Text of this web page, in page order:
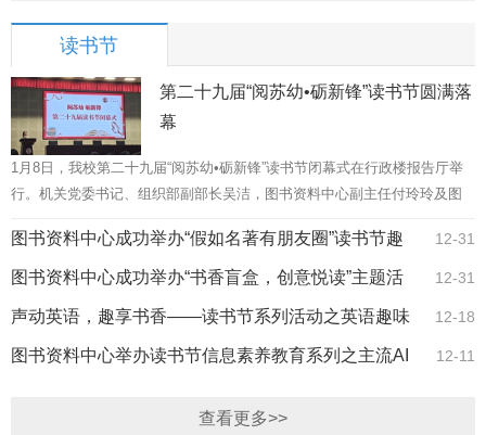
读书节
第二十九届“阅苏幼•砺新锋”读书节圆满落
幕
1月8日，我校第二十九届“阅苏幼•砺新锋”读书节闭幕式在行政楼报告厅举
行。机关党委书记、组织部副部长吴洁，图书资料中心副主任付玲玲及图
12-31
图书资料中心成功举办“假如名著有朋友圈”读书节趣
味活动 12-31
图书资料中心成功举办“书香盲盒，创意悦读”主题活
动 12-18
声动英语，趣享书香——读书节系列活动之英语趣味
配音比赛圆满落幕 12-11
图书资料中心举办读书节信息素养教育系列之主流AI
查看更多>>